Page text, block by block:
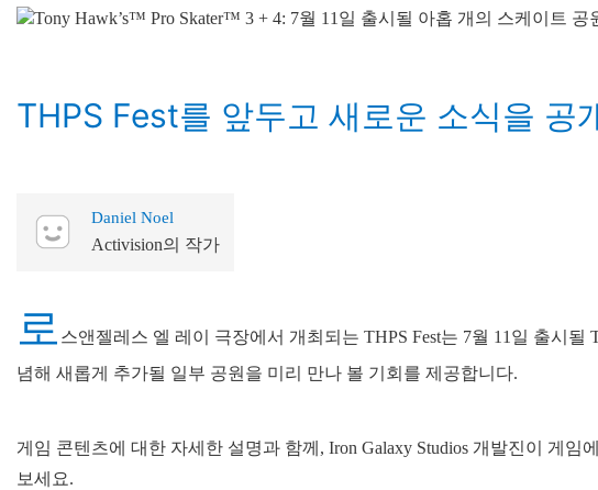
THPS Fest를 앞두고 새로운 소식을 공
Daniel Noel
Activision의 작가
로 스앤젤레스 엘 레이 극장에서 개최되는 THPS Fest는 7월 11일 출시될
념해 새롭게 추가될 일부 공원을 미리 만나 볼 기회를 제공합니다.
게임 콘텐츠에 대한 자세한 설명과 함께, Iron Galaxy Studios 개발진이 게임
보세요.